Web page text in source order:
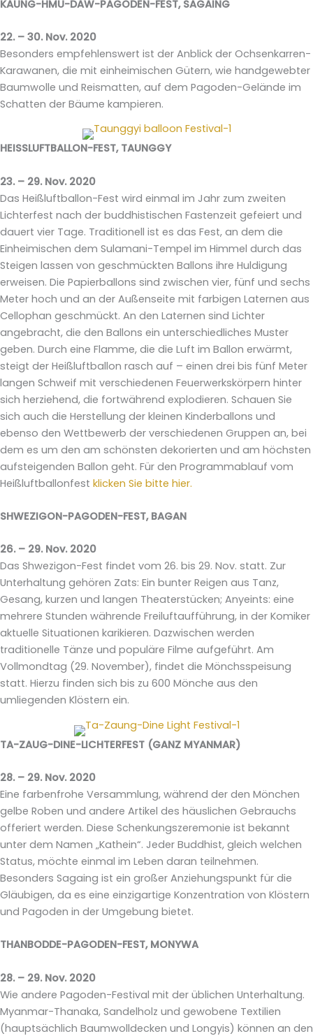
KAUNG-HMU-DAW-PAGODEN-FEST, SAGAING
22. – 30. Nov. 2020
Besonders empfehlenswert ist der Anblick der Ochsenkarren-
Karawanen, die mit einheimischen Gütern, wie handgewebter
Baumwolle und Reismatten, auf dem Pagoden-Gelände im
Schatten der Bäume kampieren.
HEISSLUFTBALLON-FEST, TAUNGGY
23. – 29. Nov. 2020
Das Heißluftballon-Fest wird einmal im Jahr zum zweiten
Lichterfest nach der buddhistischen Fastenzeit gefeiert und
dauert vier Tage. Traditionell ist es das Fest, an dem die
Einheimischen dem Sulamani-Tempel im Himmel durch das
Steigen lassen von geschmückten Ballons ihre Huldigung
erweisen. Die Papierballons sind zwischen vier, fünf und sechs
Meter hoch und an der Außenseite mit farbigen Laternen aus
Cellophan geschmückt. An den Laternen sind Lichter
angebracht, die den Ballons ein unterschiedliches Muster
geben. Durch eine Flamme, die die Luft im Ballon erwärmt,
steigt der Heißluftballon rasch auf – einen drei bis fünf Meter
langen Schweif mit verschiedenen Feuerwerkskörpern hinter
sich herziehend, die fortwährend explodieren. Schauen Sie
sich auch die Herstellung der kleinen Kinderballons und
ebenso den Wettbewerb der verschiedenen Gruppen an, bei
dem es um den am schönsten dekorierten und am höchsten
aufsteigenden Ballon geht. Für den Programmablauf vom
Heißluftballonfest klicken Sie bitte hier.
SHWEZIGON-PAGODEN-FEST, BAGAN
26. – 29. Nov. 2020
Das Shwezigon-Fest findet vom 26. bis 29. Nov. statt. Zur
Unterhaltung gehören Zats: Ein bunter Reigen aus Tanz,
Gesang, kurzen und langen Theaterstücken; Anyeints: eine
mehrere Stunden währende Freiluftaufführung, in der Komiker
aktuelle Situationen karikieren. Dazwischen werden
traditionelle Tänze und populäre Filme aufgeführt. Am
Vollmondtag (29. November), findet die Mönchsspeisung
statt. Hierzu finden sich bis zu 600 Mönche aus den
umliegenden Klöstern ein.
TA-ZAUG-DINE-LICHTERFEST (GANZ MYANMAR)
28. – 29. Nov. 2020
Eine farbenfrohe Versammlung, während der den Mönchen
gelbe Roben und andere Artikel des häuslichen Gebrauchs
offeriert werden. Diese Schenkungszeremonie ist bekannt
unter dem Namen „Kathein“. Jeder Buddhist, gleich welchen
Status, möchte einmal im Leben daran teilnehmen.
Besonders Sagaing ist ein großer Anziehungspunkt für die
Gläubigen, da es eine einzigartige Konzentration von Klöstern
und Pagoden in der Umgebung bietet.
THANBODDE-PAGODEN-FEST, MONYWA
28. – 29. Nov. 2020
Wie andere Pagoden-Festival mit der üblichen Unterhaltung.
Myanmar-Thanaka, Sandelholz und gewobene Textilien
(hauptsächlich Baumwolldecken und Longyis) können an den